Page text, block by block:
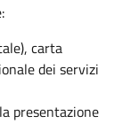
carta
dei servizi
presentazione